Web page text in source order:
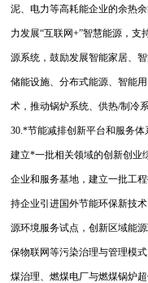
泥、电力等高耗能企业的余热
力发展“互联网+”智慧能源，
源系统，鼓励发展智能家居、
储能设施、分布式能源、智能
术，推动锅炉系统、供热/制冷
30.*节能减排创新平台和服务
建立*一批相关领域的创新创业
企业和服务基地，建立一批工
持企业引进国外节能环保新技
源环境服务试点，创新区域能
保物联网等污染治理与管理模
煤治理、燃煤电厂与燃煤锅炉